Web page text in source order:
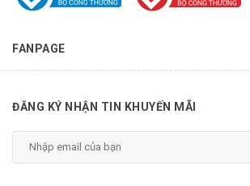
FANPAGE
ĐĂNG KÝ NHẬN TIN KHUYẾN MÃI